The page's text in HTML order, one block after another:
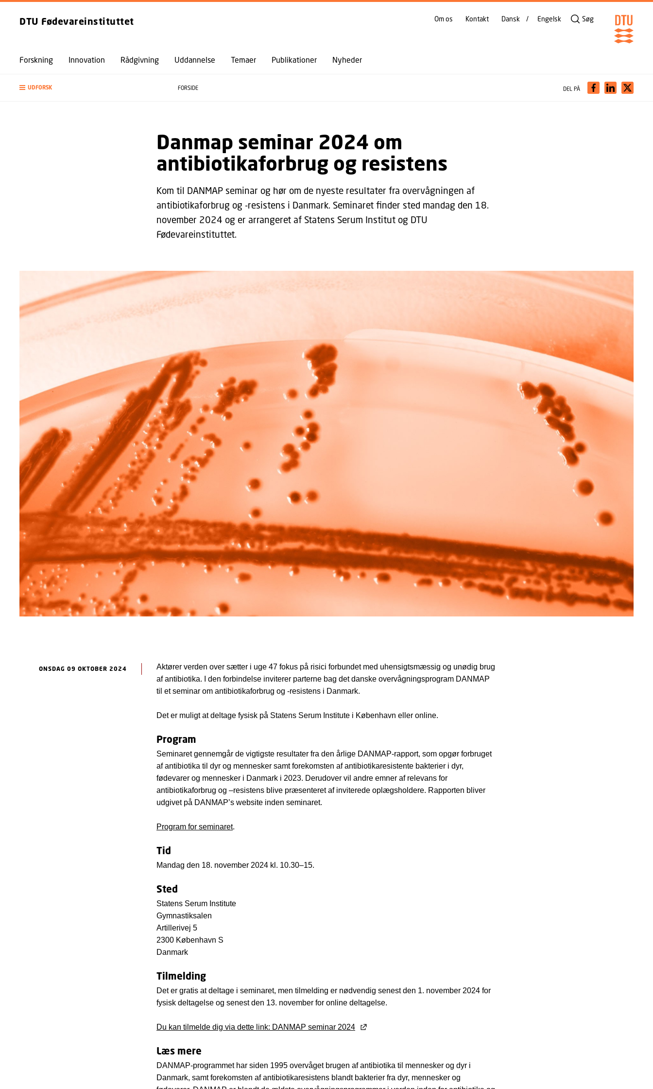
GÅ TIL PRIMÆRT INDHOLD (TRYK ENTER).
DTU Fødevareinstituttet
Forskning Innovation Rådgivning Uddannelse Temaer Publikationer Nyheder
Om os Kontakt Dansk Engelsk Søg
UDFORSK FORSIDE DEL PÅ
Danmap seminar 2024 om
antibiotikaforbrug og resistens
Kom til DANMAP seminar og hør om de nyeste resultater fra overvågningen af
antibiotikaforbrug og -resistens i Danmark. Seminaret finder sted mandag den 18.
november 2024 og er arrangeret af Statens Serum Institut og DTU
Fødevareinstituttet.
ONSDAG 09 OKTOBER 2024
Aktører verden over sætter i uge 47 fokus på risici forbundet med uhensigtsmæssig og unødig brug
af antibiotika. I den forbindelse inviterer parterne bag det danske overvågningsprogram DANMAP
til et seminar om antibiotikaforbrug og -resistens i Danmark.
Det er muligt at deltage fysisk på Statens Serum Institute i København eller online.
Program
Seminaret gennemgår de vigtigste resultater fra den årlige DANMAP-rapport, som opgør forbruget
af antibiotika til dyr og mennesker samt forekomsten af antibiotikaresistente bakterier i dyr,
fødevarer og mennesker i Danmark i 2023. Derudover vil andre emner af relevans for
antibiotikaforbrug og –resistens blive præsenteret af inviterede oplægsholdere. Rapporten bliver
udgivet på DANMAP’s website inden seminaret.
Program for seminaret.
Tid
Mandag den 18. november 2024 kl. 10.30–15.
Sted
Statens Serum Institute
Gymnastiksalen
Artillerivej 5
2300 København S
Danmark
Tilmelding
Det er gratis at deltage i seminaret, men tilmelding er nødvendig senest den 1. november 2024 for
fysisk deltagelse og senest den 13. november for online deltagelse.
Du kan tilmelde dig via dette link: DANMAP seminar 2024
Læs mere
DANMAP-programmet har siden 1995 overvåget brugen af antibiotika til mennesker og dyr i
Danmark, samt forekomsten af antibiotikaresistens blandt bakterier fra dyr, mennesker og